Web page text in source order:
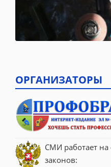
ОРГАНИЗАТОРЫ
СМИ работает
законов: